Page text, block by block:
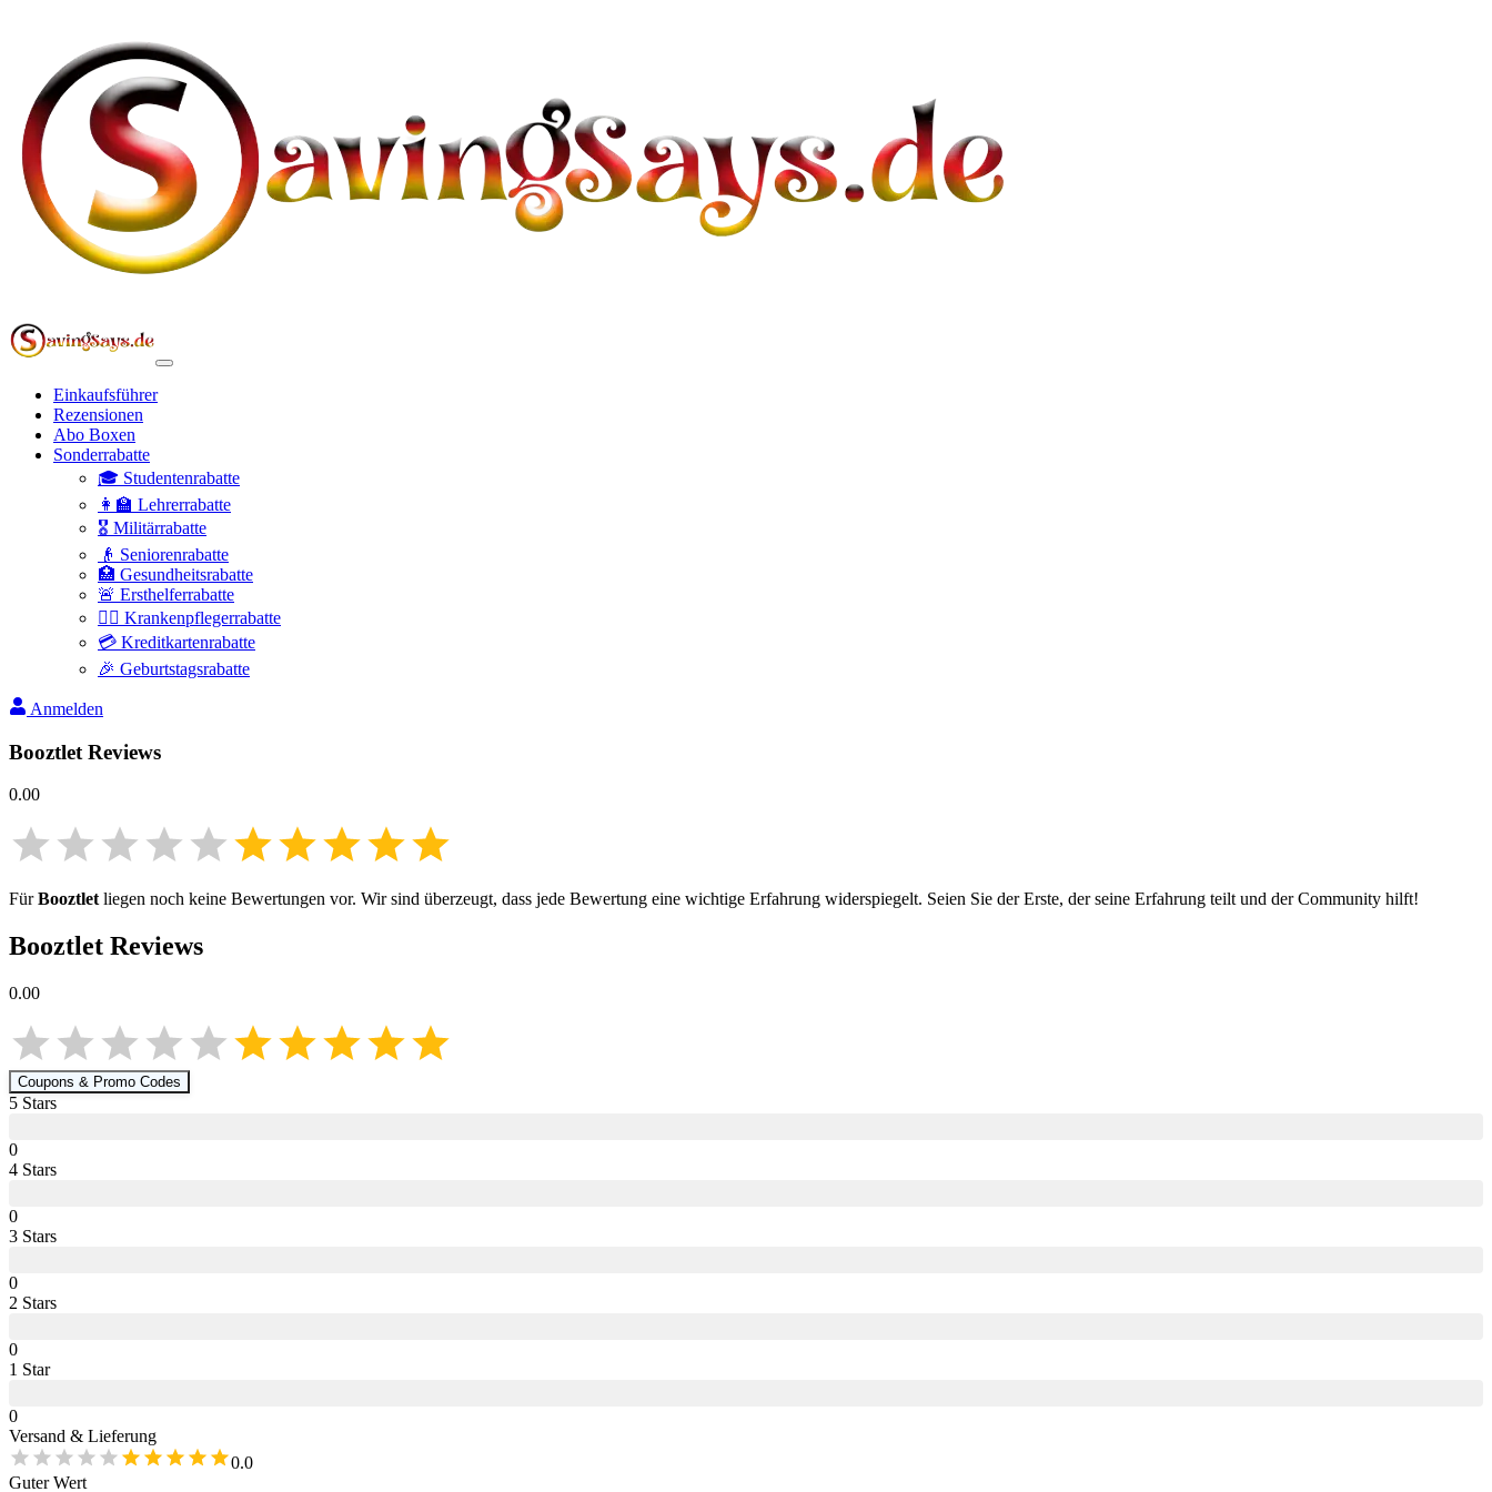
Einkaufsführer
Rezensionen
Abo Boxen
Sonderrabatte
🎓 Studentenrabatte
👩‍🏫 Lehrerrabatte
🎖️ Militärrabatte
👴 Seniorenrabatte
🏥 Gesundheitsrabatte
🚨 Ersthelferrabatte
👩‍⚕️ Krankenpflegerrabatte
💳 Kreditkartenrabatte
🎉 Geburtstagsrabatte
Anmelden
Booztlet Reviews
0.00
FürBooztletliegen noch keine Bewertungen vor. Wir sind überzeugt, dass jede Bewertung eine wichtige Erfahrung widerspiegelt. Seien Sie der Erste, der seine Erfahrung teilt und der Community hilft!
Booztlet Reviews
0.00
Coupons & Promo Codes
5 Stars
0
4 Stars
0
3 Stars
0
2 Stars
0
1 Star
0
Versand & Lieferung
0.0
Guter Wert